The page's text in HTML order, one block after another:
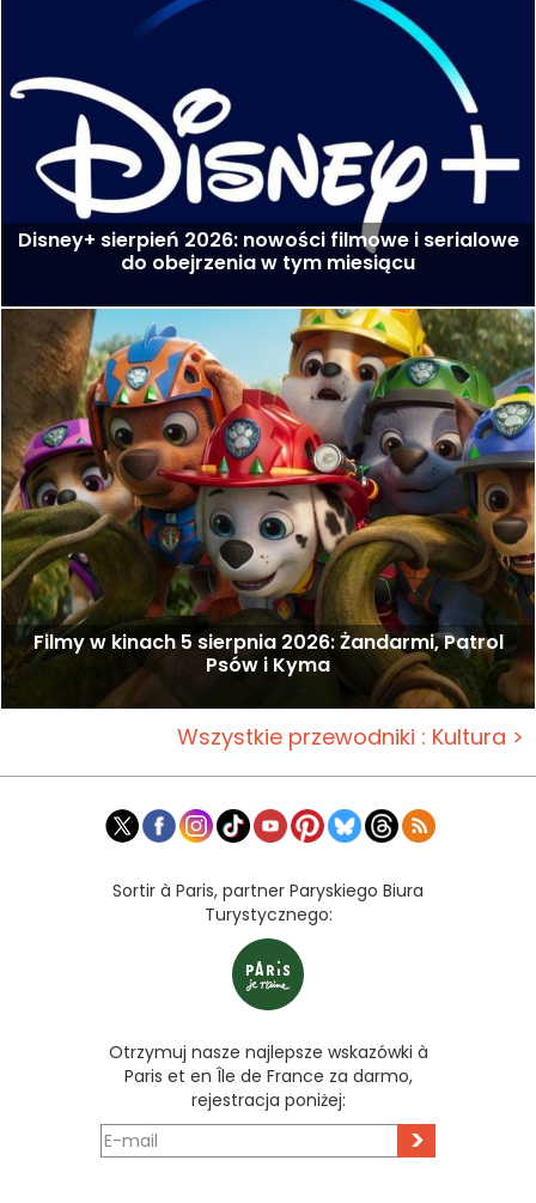
Disney+ sierpień 2026: nowości filmowe i serialowe
do obejrzenia w tym miesiącu
Filmy w kinach 5 sierpnia 2026: Żandarmi, Patrol
Psów i Kyma
Wszystkie przewodniki : Kultura >
Sortir à Paris, partner Paryskiego Biura
Turystycznego:
Otrzymuj nasze najlepsze wskazówki à
Paris et en Île de France za darmo,
rejestracja poniżej:
>